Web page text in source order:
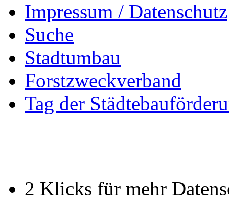
Impressum / Datenschutz
Suche
Stadtumbau
Forstzweckverband
Tag der
2 Klicks für mehr